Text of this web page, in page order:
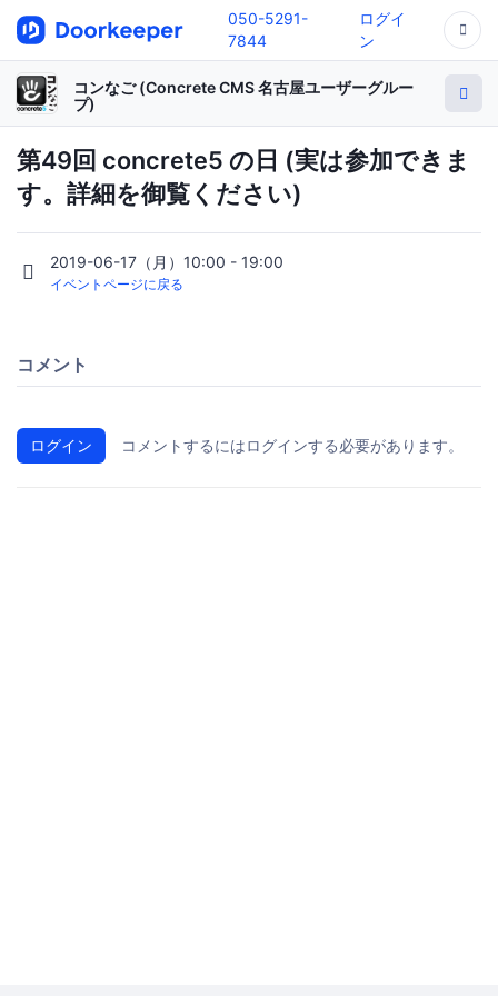
050-5291-
7844
ログイ
ン
コンなご (Concrete CMS 名古屋ユーザーグルー
プ)
第49回 concrete5 の日 (実は参加できま
す。詳細を御覧ください)
2019-06-17（月）10:00 - 19:00
イベントページに戻る
コメント
ログイン コメントするにはログインする必要があります。